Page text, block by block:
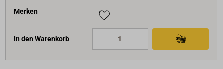
Merken
In den Warenkorb